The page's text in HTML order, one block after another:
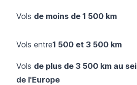
Vols de moins de 1 500 km
Vols entre1 500 et 3 500 km
Vols de plus de 3 500 km au
de l'Europe